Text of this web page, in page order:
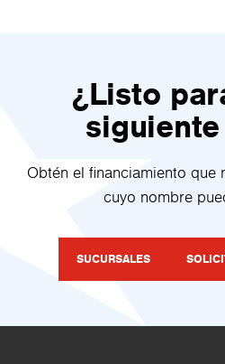
¿Listo
Obtén el financiamiento que
cuyo nombre
SUCURSALES